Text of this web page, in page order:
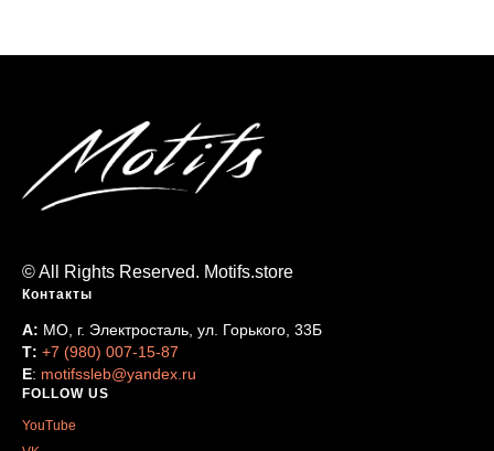
© All Rights Reserved. Motifs.store
Контакты
А: МО, г. Электросталь, ул. Горького, 33Б
Т: +7 (980) 007-15-87
Е: motifssleb@yandex.ru
FOLLOW US
YouTube